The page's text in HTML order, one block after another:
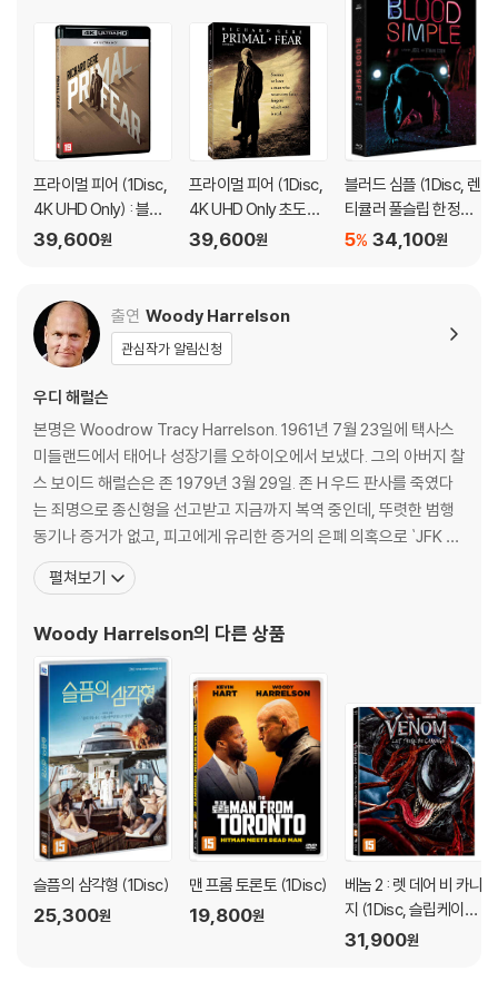
디스크에 미세한 잔 흠집이 남아있거나 인쇄 면이 깨끗하지 않은 경우가
있으며, 상품의 불량이 아닙니다. 단, 재생에 이상이 있는 경우에는 불량으
로 인한 반품/교환이 가능합니다.
※ 교환/반품 안내
1) 불량으로 인한 교환/반품 요청 시에는 불량 확인을 위해 개봉 시의 동영
상을 요청할 수 있으며, 동영상이 없는 경우 교환/반품이 제한될 수 있습니
관련 사진과 동영상 및 재생 기기 모델명을 첨부하여 첨부하여 고객센터에
2) 사양 오인지, 오 구매, 변심 사유로의 반품은 제품 개봉 전에만 운임비
부담 후 처리 가능합니다.
3) 스틸북 한정판, 초회 한정판의 경우 제작 수량이 한정되어 있고, 택배
이동 과정에서의 손상이 발생하면, 재 판매가 어려우므로 신중한 구매 선
택을 부탁드립니다.
4) 한정판 상품의 변심, 오구매로 인한 반품은 회송된 상품의 상태 확인 후
진행이 가능합니다. 택배 이동 중 파손이 발생하지 않도록 완충 포장을 부
탁드립니다.
프라이멀 피어 (1Disc,
4K UHD Only) : 블루
레이
39,600원
프라이멀 피어 (1Disc,
4K UHD Only 초도한
정 슬립케이스) : 블루
39,600원
블러드 심플 (1Disc, 렌
티큘러 풀슬립 한정판
B 타입) : 블루레이
34,100원
5%
출연 Woody Harrelson
관심작가 알림신청
우디 해럴슨
본명은 Woodrow Tracy Harrelson. 1961년 7월 23일에 택사스
미들랜드에서 태어나 성장기를 오하이오에서 보냈다. 그의 아버지 찰
스 보이드 해럴슨은 존 1979년 3월 29일. 존 H 우드 판사를 죽였다
는 죄명으로 종신형을 선고받고 지금까지 복역 중인데, 뚜렷한 범행
동기나 증거가 없고, 피고에게 유리한 증거의 은폐 의혹으로 `JFK 사
건 이후 최대의 논란을 일으킨 사건`으로 불린다. 어린시절에 그는 난
독증과 자폐증을 겪기도 했다. 인디아나의 하노버 컬리지에서 시어터
사이먼의 < Bil
펼쳐보기
Woody Harrelson의 다른 상품
슬픔의 삼각형 (1Disc)
25,300원
맨 프롬 토론토 (1Disc)
19,800원
베놈 2 : 렛 데어 비 카니
지 (1Disc, 슬립케이스
초회 한정판) : 블루레
31,900원